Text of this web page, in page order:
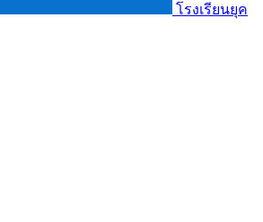
โรงเรียนยุค